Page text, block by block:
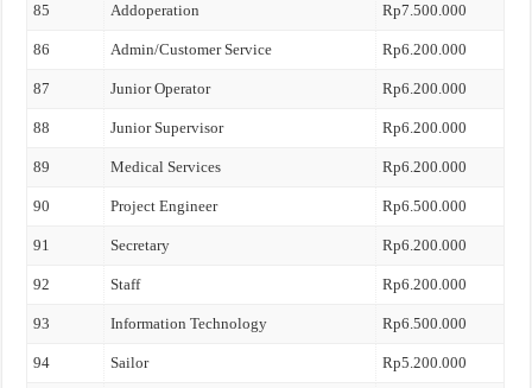
85 Addoperation Rp7.500.000
86 Admin/Customer Service Rp6.200.000
87 Junior Operator Rp6.200.000
88 Junior Supervisor Rp6.200.000
89 Medical Services Rp6.200.000
90 Project Engineer Rp6.500.000
91 Secretary Rp6.200.000
92 Staff Rp6.200.000
93 Information Technology Rp6.500.000
94 Sailor Rp5.200.000